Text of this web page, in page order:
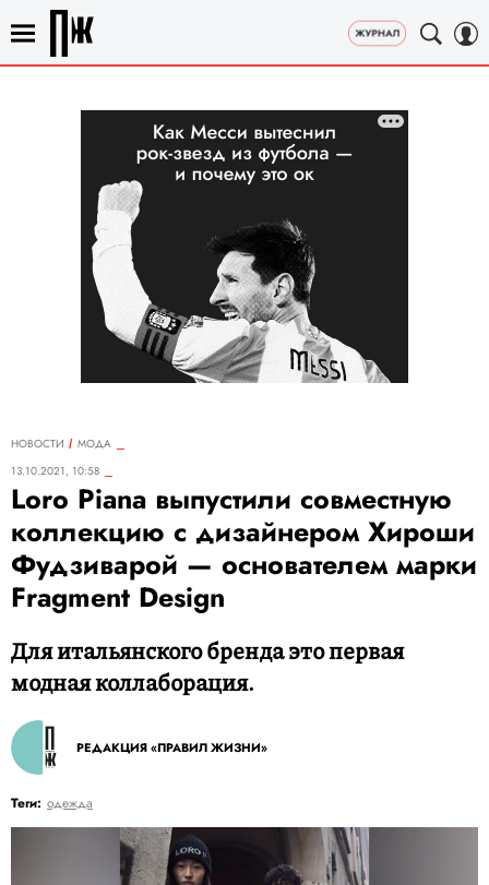
НОВОСТИ
МОДА
13.10.2021, 10:58
Loro Piana выпустили совместную
коллекцию с дизайнером Хироши
Фудзиварой — основателем марки
Fragment Design
Для итальянского бренда это первая
модная коллаборация.
РЕДАКЦИЯ «ПРАВИЛ ЖИЗНИ»
Теги: одежда